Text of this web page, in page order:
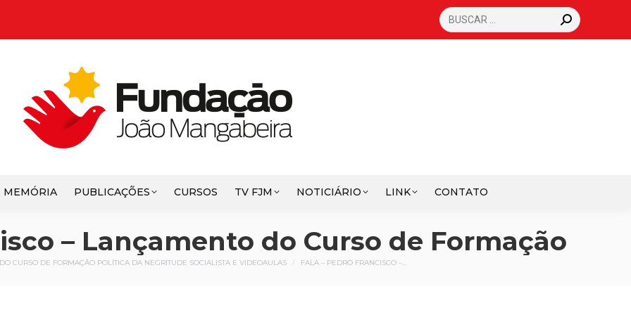
SEARCH:
MEMÓRIA PUBLICAÇÕES CURSOS TV FJM NOTICIÁRIO LINK CONTATO
– Lançamento do Curso de Formação
CURSO DE FORMAÇÃO POLÍTICA DA NEGRITUDE SOCIALISTA E VIDEOAULAS FALA – PEDRO FRANCISCO –…